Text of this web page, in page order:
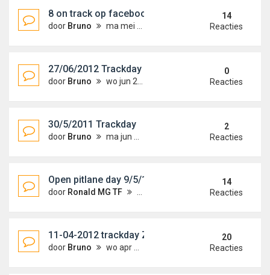
8 on track op facebook !!
door Bruno ma mei 28, 2012 1:33 pm
14
Reacties
27/06/2012 Trackday Zolder
door Bruno wo jun 27, 2012 11:33 pm
0
Reacties
30/5/2011 Trackday
door Bruno ma jun 18, 2012 11:37 pm
2
Reacties
Open pitlane day 9/5/12
door Ronald MG TF
14
Reacties
11-04-2012 trackday Zolder
door Bruno wo apr 11, 2012 10:26 pm
20
Reacties